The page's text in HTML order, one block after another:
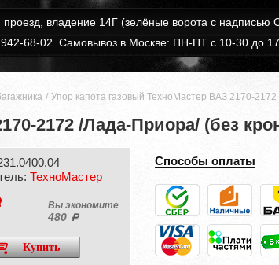
проезд, владение 14Г (зелёные ворота с надписью
68-02. Самовывоз в Москве: ПН-ПТ с 10-30 до
Упор капота газовый ТехноМастер ВАЗ 2170-
2172 /Лада-Приора/ (без
ТехноМастер
Вы экономите
480 a
Купить
Способы оплаты